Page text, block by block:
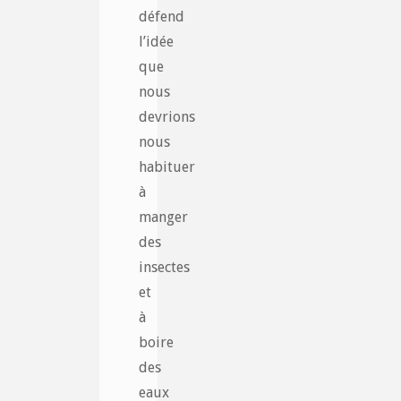
défend
l’idée
que
nous
devrions
nous
habituer
à
manger
des
insectes
et
à
boire
des
eaux